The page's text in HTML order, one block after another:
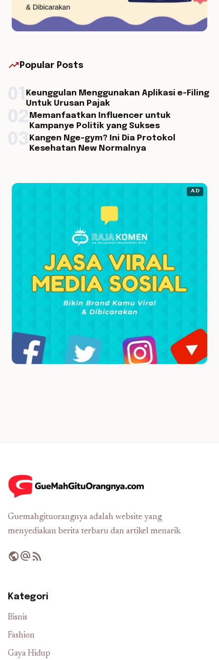
trending_up Popular Posts
Keunggulan Menggunakan Aplikasi e-Filing
Untuk Urusan Pajak
Memanfaatkan Influencer untuk
Kampanye Politik yang Sukses
Kangen Nge-gym? Ini Dia Protokol
Kesehatan New Normalnya
AD
Guemahgituorangnya adalah website yang
menyediakan berita terbaru dan artikel menarik
publicalternate_emailrss_feed
Kategori
Bisnis
Fashion
Gaya Hidup